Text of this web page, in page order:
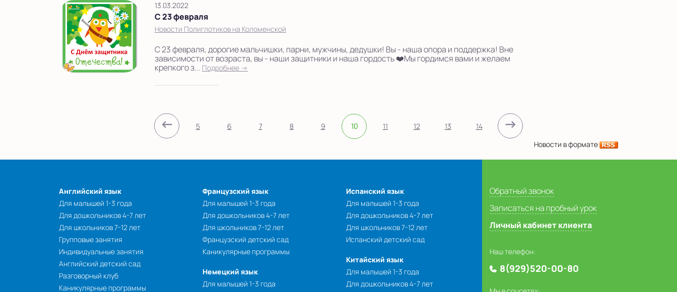
13.03.2022
С 23 февраля
Новости Полиглотиков на Коломенской
С 23 февраля, дорогие мальчишки, парни, мужчины, дедушки! Вы - наша опора и поддержка! Вне
зависимости от возраста, вы - наши защитники и наша гордость ❤️Мы гордимся вами и желаем
крепкого з... Подробнее →
← 5 6 7 8 9 10 11 12 13 14 →
Новости в формате
Английский язык
Для малышей 1-3 года
Для дошкольников 4-7 лет
Для школьников 7-12 лет
Групповые занятия
Индивидуальные занятия
Английский детский сад
Разговорный клуб
Каникулярные программы
Французский язык
Для малышей 1-3 года
Для дошкольников 4-7 лет
Для школьников 7-12 лет
Французский детский сад
Каникулярные программы
Немецкий язык
Для малышей 1-3 года
Испанский язык
Для малышей 1-3 года
Для дошкольников 4-7 лет
Для школьников 7-12 лет
Испанский детский сад
Китайский язык
Для малышей 1-3 года
Для дошкольников 4-7 лет
Обратный звонок
Записаться на пробный урок
Личный кабинет клиента
Наш телефон:
8(929)520-00-80